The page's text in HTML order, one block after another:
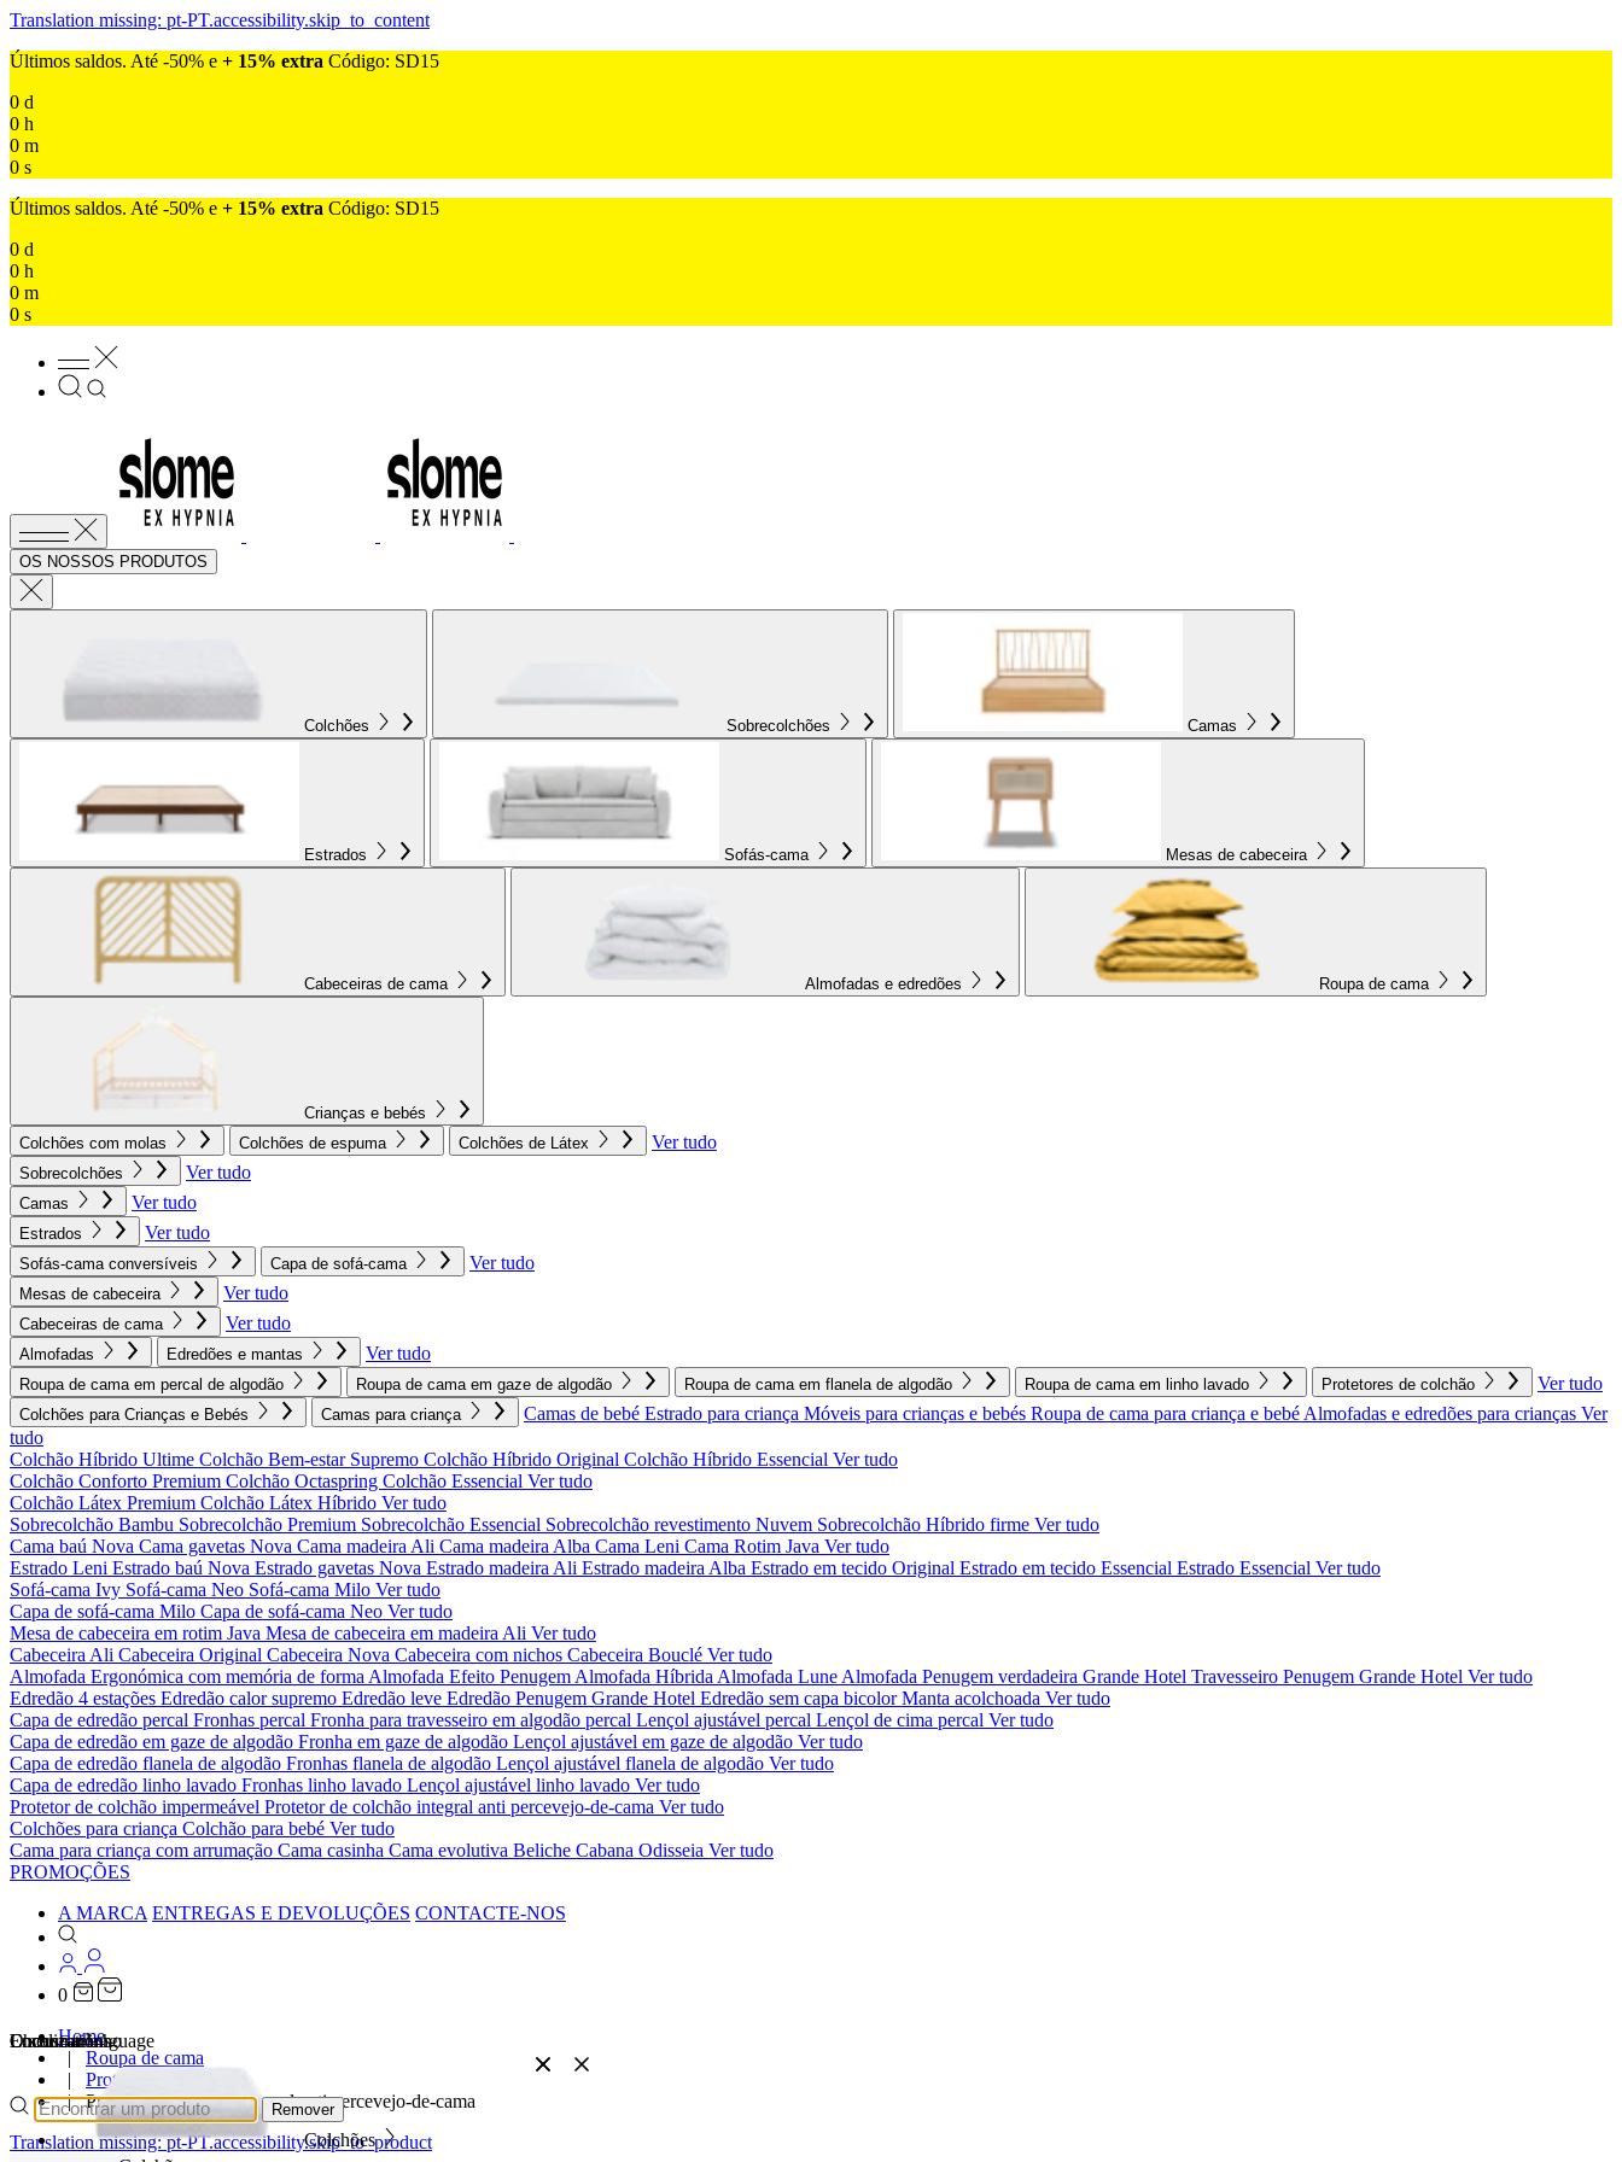
Translation missing: pt-PT.accessibility.skip_to_content
Últimos saldos. Até -50% e + 15% extra Código: SD15
0 d
0 h
0 m
0 s
Últimos saldos. Até -50% e + 15% extra Código: SD15
0 d
0 h
0 m
0 s
OS NOSSOS PRODUTOS
Colchões Sobrecolchões Camas
Estrados Sofás-cama Mesas de cabeceira
Cabeceiras de cama Almofadas e edredões Roupa de cama
Crianças e bebés
Colchões com molas
Colchões de espuma Colchões de Látex Ver tudo
Sobrecolchões Ver tudo
Camas Ver tudo
Estrados Ver tudo
Sofás-cama conversíveis Capa de sofá-cama Ver tudo
Mesas de cabeceira Ver tudo
Cabeceiras de cama Ver tudo
Almofadas Edredões e mantas Ver tudo
Roupa de cama em percal de algodão Roupa de cama em gaze de algodão Roupa de cama em flanela de algodão Roupa de cama em linho lavado Protetores de colchão Ver tudo
Colchões para Crianças e Bebés Camas para criança Camas de bebé Estrado para criança Móveis para crianças e bebés Roupa de cama para criança e bebé Almofadas e edredões para crianças Ver
tudo
Colchão Híbrido Ultime Colchão Bem-estar Supremo Colchão Híbrido Original Colchão Híbrido Essencial Ver tudo
Colchão Conforto Premium Colchão Octaspring Colchão Essencial Ver tudo
Colchão Látex Premium Colchão Látex Híbrido Ver tudo
Sobrecolchão Bambu Sobrecolchão Premium Sobrecolchão Essencial Sobrecolchão revestimento Nuvem Sobrecolchão Híbrido firme Ver tudo
Cama baú Nova Cama gavetas Nova Cama madeira Ali Cama madeira Alba Cama Leni Cama Rotim Java Ver tudo
Estrado Leni Estrado baú Nova Estrado gavetas Nova Estrado madeira Ali Estrado madeira Alba Estrado em tecido Original Estrado em tecido Essencial Estrado Essencial Ver tudo
Sofá-cama Ivy Sofá-cama Neo Sofá-cama Milo Ver tudo
Capa de sofá-cama Milo Capa de sofá-cama Neo Ver tudo
Mesa de cabeceira em rotim Java Mesa de cabeceira em madeira Ali Ver tudo
Cabeceira Ali Cabeceira Original Cabeceira Nova Cabeceira com nichos Cabeceira Bouclé Ver tudo
Almofada Ergonómica com memória de forma Almofada Efeito Penugem Almofada Híbrida Almofada Lune Almofada Penugem verdadeira Grande Hotel Travesseiro Penugem Grande Hotel Ver tudo
Edredão 4 estações Edredão calor supremo Edredão leve Edredão Penugem Grande Hotel Edredão sem capa bicolorManta acolchoada Ver tudo
Capa de edredão percal Fronhas percal Fronha para travesseiro em algodão percal Lençol ajustável percal Lençol de cima percal Ver tudo
Capa de edredão em gaze de algodão Fronha em gaze de algodão Lençol ajustável em gaze de algodão Ver tudo
Capa de edredão flanela de algodão Fronhas flanela de algodão Lençol ajustável flanela de algodão Ver tudo
Capa de edredão linho lavado Fronhas linho lavado Lençol ajustável linho lavado Ver tudo
Protetor de colchão impermeável Protetor de colchão integral anti percevejo-de-cama Ver tudo
Colchões para criança Colchão para bebé Ver tudo
Cama para criança com arrumação Cama casinha Cama evolutiva Beliche Cabana Odisseia Ver tudo
PROMOÇÕES
A MARCA ENTREGAS E DEVOLUÇÕES CONTACTE-NOS
0
Colchões
Localizations
Choose a language
Encontrar
Remover
O seu carrinho
Home
Roupa de cama
Protetores de colchão
Protetor de colchão integral anti percevejo-de-cama
Translation missing: pt-PT.accessibility.skip_to_product